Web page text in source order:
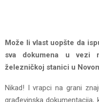
Može li vlast uopšte da
sva dokumena u vezi
železničkoj stanici u
Nikad! I vrapci na grani
građevinska